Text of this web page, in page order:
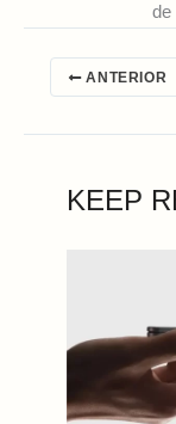
de
ANTERIOR
KEEP